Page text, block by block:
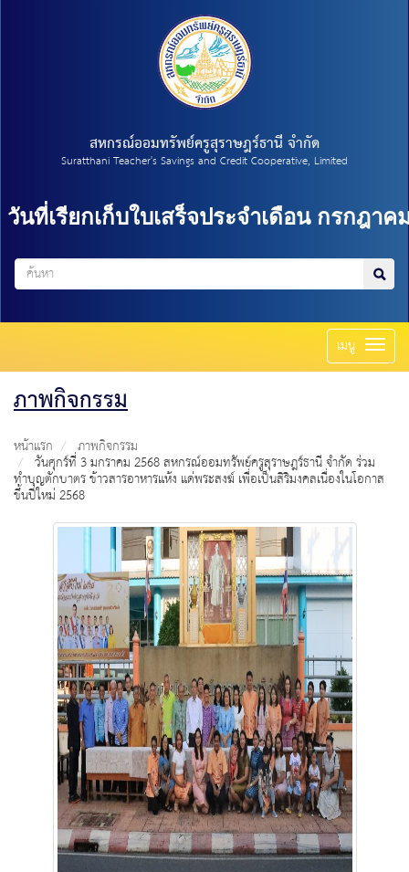
สหกรณ์ออมทรัพย์ครูสุราษฎร์ธานี จำกัด
Suratthani Teacher's Savings and Credit Cooperative, Limited
ร็จประจำเดือน กรกฎาคม 2569=>บำน
เมนู Toggle
ภาพกิจกรรม
หน้าแรก ภาพกิจกรรม
วันศุกร์ที่ 3 มกราคม 2568 สหกรณ์ออมทรัพย์ครูสุราษฎร์ธานี จำกัด ร่วม
ทำบุญตักบาตร ข้าวสารอาหารแห้ง แด่พระสงฆ์ เพื่อเป็นสิริมงคลเนื่องในโอกาส
ขึ้นปีใหม่ 2568